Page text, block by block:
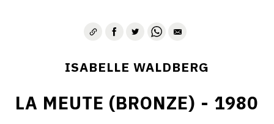
ISABELLE WALDBERG
LA MEUTE (BRONZE) - 1980